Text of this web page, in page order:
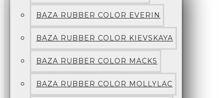
BAZA RUBBER COLOR EVERIN
BAZA RUBBER COLOR KIEVSKAYA
BAZA RUBBER COLOR MACKS
BAZA RUBBER COLOR MOLLYLAC